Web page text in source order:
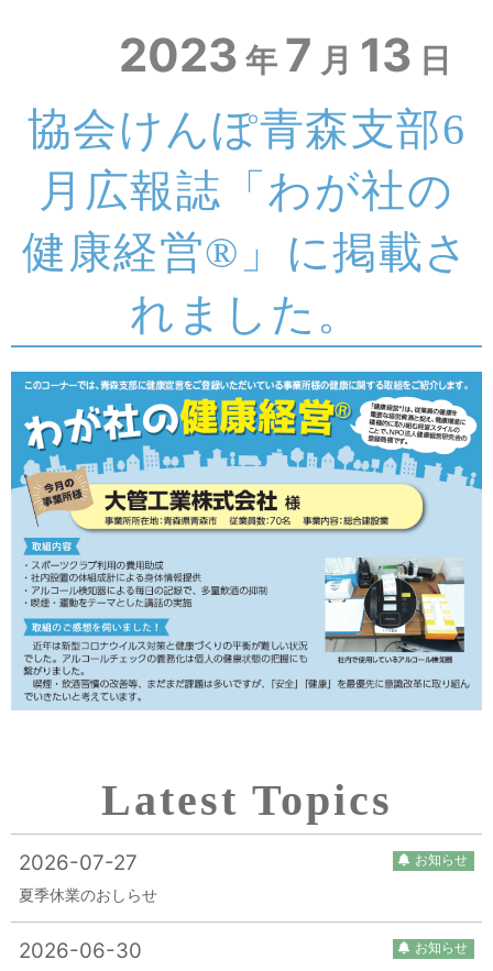
2023 年 7 月 13 日
協会けんぽ青森支部6
月広報誌「わが社の
健康経営®」に掲載さ
れました。
Latest Topics
2026-07-27 お知らせ
夏季休業のおしらせ
2026-06-30 お知らせ